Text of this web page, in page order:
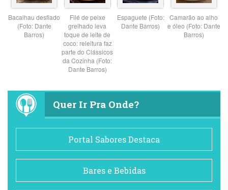
Bacalhau desfiado
(Foto: Dante
Barros)
Filé de peixe
grelhado leva
toque de leite de
coco: releitura faz
parte do Clássicos
da Cozinha (Foto:
Dante Barros)
Espaguete (Foto:
Dante Barros)
Camarão ao alho
e óleo (Foto: Dante
Barros)
Quer Ir Pra Onde?
Portal Sabores Destaca
Bares e Bebidas